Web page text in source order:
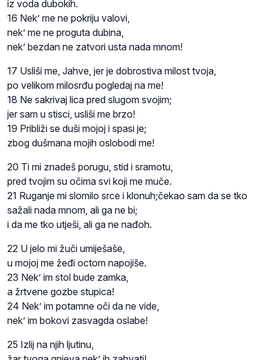
iz voda dubokih.
16 Nek’ me ne pokriju valovi,
nek’ me ne proguta dubina,
nek’ bezdan ne zatvori usta nada mnom!
17 Usliši me, Jahve, jer je dobrostiva milost tvoja,
po velikom milosrđu pogledaj na me!
18 Ne sakrivaj lica pred slugom svojim;
jer sam u stisci, usliši me brzo!
19 Približi se duši mojoj i spasi je;
zbog dušmana mojih oslobodi me!
20 Ti mi znadeš porugu, stid i sramotu,
pred tvojim su očima svi koji me muče.
21 Ruganje mi slomilo srce i klonuh;čekao sam da se tko
sažali nada mnom, ali ga ne bi;
i da me tko utješi, ali ga ne nađoh.
22 U jelo mi žuči umiješaše,
u mojoj me žeđi octom napojiše.
23 Nek’ im stol bude zamka,
a žrtvene gozbe stupica!
24 Nek’ im potamne oči da ne vide,
nek’ im bokovi zasvagda oslabe!
25 Izlij na njih ljutinu,